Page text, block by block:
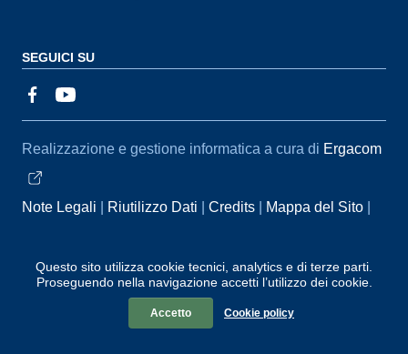
Questo sito utilizza cookie tecnici, analytics e di terze parti.
Proseguendo nella navigazione accetti l’utilizzo dei cookie.
Accetto Cookie policy
SEGUICI SU
Sezione Link Utili
Realizzazione e gestione informatica a cura di Ergacom
Note Legali Riutilizzo Dati Credits
Mappa del Sito
Segnalazioni
Statistiche accessi
Dichiarazione di
Accessibilità